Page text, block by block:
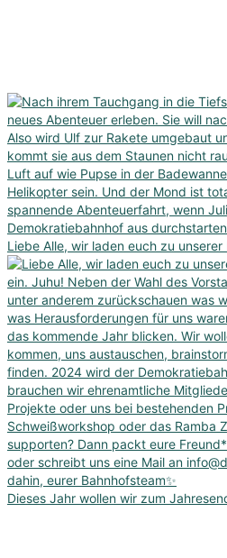
Liebe Alle, wir laden euch zu
Dieses Jahr wollen wir zum